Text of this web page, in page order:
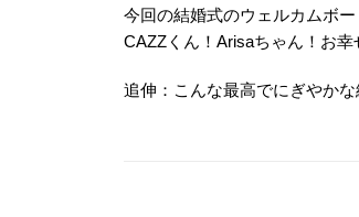
今回の結婚式のウェルカムボ
CAZZくん！Arisaちゃん！お幸
追伸：こんな最高でにぎやか